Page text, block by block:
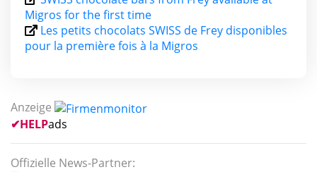
Migros for the first time
Les petits chocolats SWISS de Frey disponibles
pour la première fois à la Migros
Anzeige
✔HELPads
Offizielle News-Partner: